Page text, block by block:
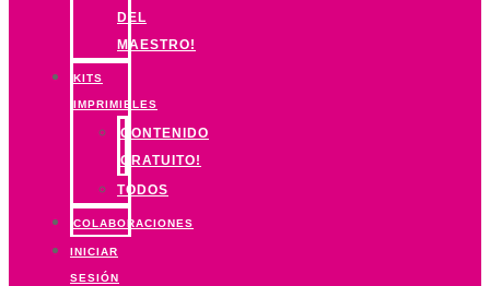
DEL
MAESTRO!
KITS
IMPRIMIBLES
CONTENIDO
GRATUITO!
TODOS
COLABORACIONES
INICIAR
SESIÓN